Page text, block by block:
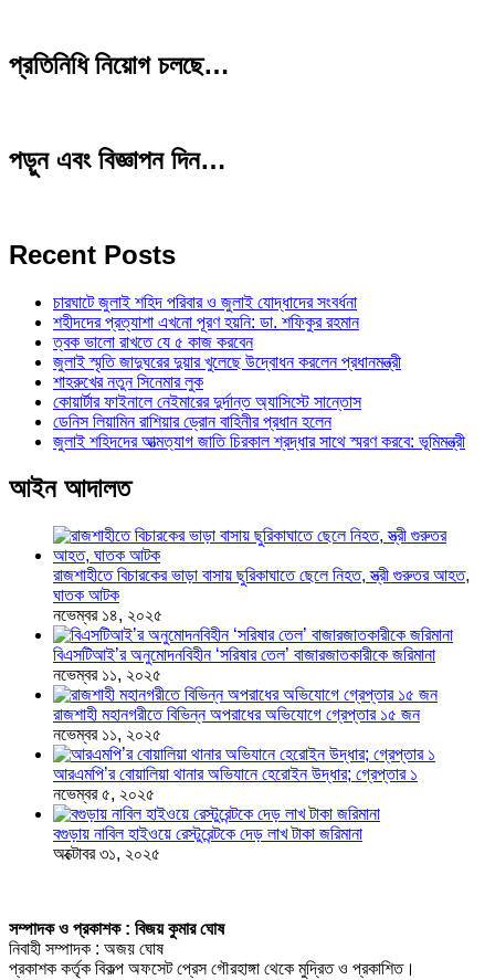
প্রতিনিধি নিয়োগ চলছে…
পড়ুন এবং বিজ্ঞাপন দিন…
Recent Posts
চারঘাটে জুলাই শহিদ পরিবার ও জুলাই যোদ্ধাদের সংবর্ধনা
শহীদদের প্রত্যাশা এখনো পূরণ হয়নি: ডা. শফিকুর রহমান
ত্বক ভালো রাখতে যে ৫ কাজ করবেন
জুলাই স্মৃতি জাদুঘরের দুয়ার খুলেছে উদ্বোধন করলেন প্রধানমন্ত্রী
শাহরুখের নতুন সিনেমার লুক
কোয়ার্টার ফাইনালে নেইমারের দুর্দান্ত অ্যাসিস্টে সান্তোস
ডেনিস লিয়ামিন রাশিয়ার ড্রোন বাহিনীর প্রধান হলেন
জুলাই শহিদদের আত্মত্যাগ জাতি চিরকাল শ্রদ্ধার সাথে স্মরণ করবে: ভূমিমন্ত্রী
আইন আদালত
রাজশাহীতে বিচারকের ভাড়া বাসায় ছুরিকাঘাতে ছেলে নিহত, স্ত্রী গুরুতর আহত,
ঘাতক আটক
নভেম্বর ১৪, ২০২৫
বিএসটিআই’র অনুমোদনবিহীন ‘সরিষার তেল’ বাজারজাতকারীকে জরিমানা
নভেম্বর ১১, ২০২৫
রাজশাহী মহানগরীতে বিভিন্ন অপরাধের অভিযোগে গ্রেপ্তার ১৫ জন
নভেম্বর ১১, ২০২৫
আরএমপি’র বোয়ালিয়া থানার অভিযানে হেরোইন উদ্ধার; গ্রেপ্তার ১
নভেম্বর ৫, ২০২৫
বগুড়ায় নাবিল হাইওয়ে রেস্টুরেন্টকে দেড় লাখ টাকা জরিমানা
অক্টোবর ৩১, ২০২৫
সম্পাদক ও প্রকাশক : বিজয় কুমার ঘোষ
নিবাহী সম্পাদক : অজয় ঘোষ
প্রকাশক কর্তৃক বিকল্প অফসেট প্রেস গৌরহাঙ্গা থেকে মুদ্রিত ও প্রকাশিত।